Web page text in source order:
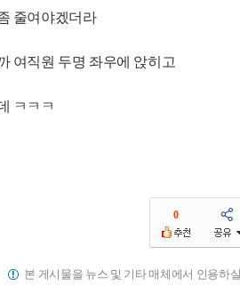
줄여야겠더라
여직원 두명 좌우에 앉히고
ㅋㅋㅋ
0
본 게시물을 뉴스 및 기타 매체에서 인용하